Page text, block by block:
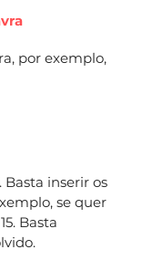
por exemplo,
inserir os
se quer
Basta